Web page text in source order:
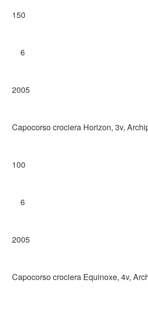
150
6
2005
Capocorso crociera Horizon, 3v,
100
6
2005
Capocorso crociera Equinoxe, 4v,